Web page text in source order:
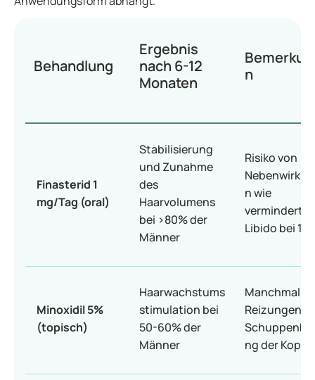
Behandlung
Ergebnis
nach 6-12
Monaten
n
Finasterid 1
mg/Tag (oral)
Stabilisierung
und Zunahme
des
Haarvolumens
bei >80% der
Männer
Risiko von
n wie
Libido bei 1-
Minoxidil 5%
(topisch)
Haarwachstums
stimulation bei
50-60% der
Männer
Manchmal
Reizungen
ng der